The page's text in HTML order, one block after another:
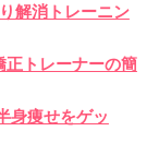
解消トレーニン
正トレーナーの簡
身痩せをゲッ